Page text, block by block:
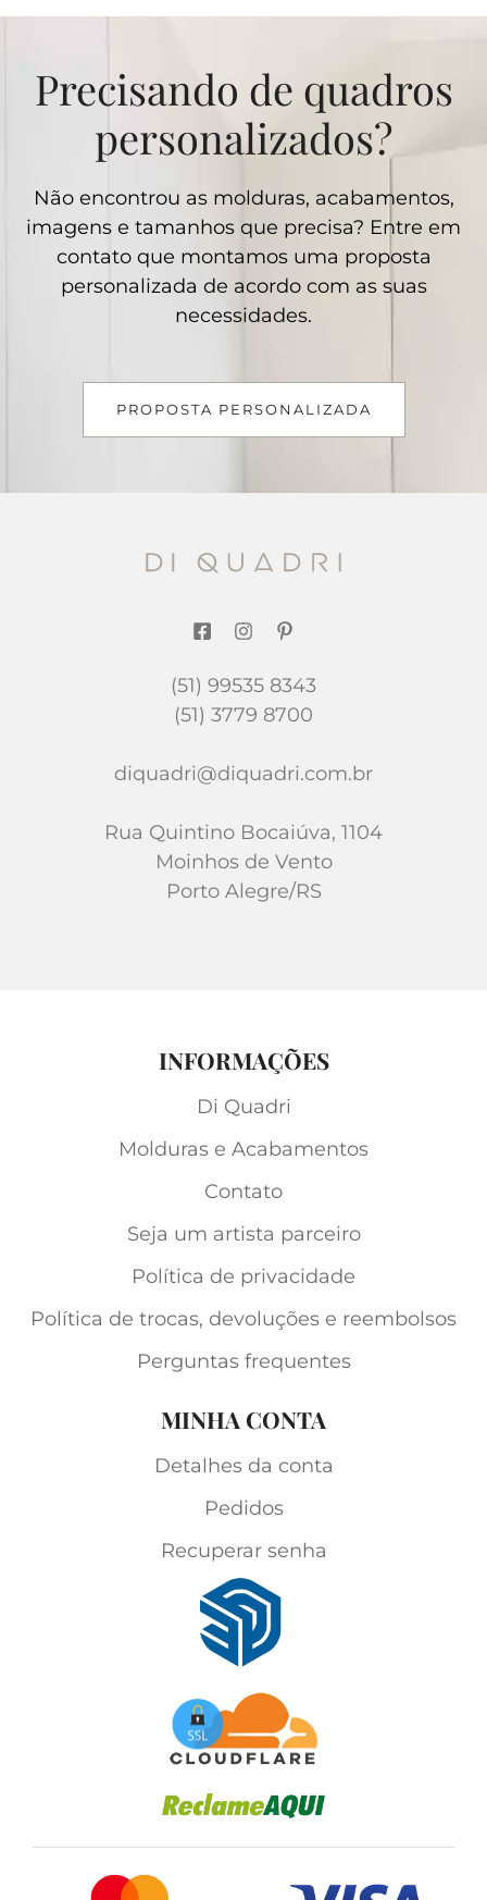
Precisando de quadros
personalizados?
Não encontrou as molduras, acabamentos,
imagens e tamanhos que precisa? Entre em
contato que montamos uma proposta
personalizada de acordo com as suas
necessidades.
PROPOSTA PERSONALIZADA
(51) 99535 8343
(51) 3779 8700
diquadri@diquadri.com.br
Rua Quintino Bocaiúva, 1104
Moinhos de Vento
Porto Alegre/RS
INFORMAÇÕES
Di Quadri
Molduras e Acabamentos
Contato
Seja um artista parceiro
Política de privacidade
Política de trocas, devoluções e reembolsos
Perguntas frequentes
MINHA CONTA
Detalhes da conta
Pedidos
Recuperar senha